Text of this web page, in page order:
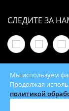
СЛЕДИТЕ ЗА
© 2026
Мы используем
Продолжая
политикой